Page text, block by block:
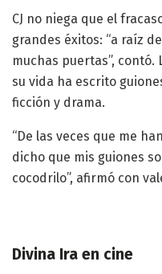
CJ no niega que el
grandes éxitos: “a raíz
muchas puertas”,
su vida ha escrito
ficción y drama.
“De las veces que me
dicho que mis guiones
cocodrilo”, afirmó con
Divina Ira en cine